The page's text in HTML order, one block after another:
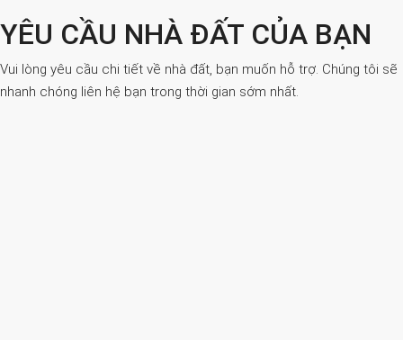
YÊU CẦU NHÀ ĐẤT CỦA BẠN
Vui lòng yêu cầu chi tiết về nhà đất, bạn muốn hỗ trợ. Chúng tôi sẽ
nhanh chóng liên hệ bạn trong thời gian sớm nhất.